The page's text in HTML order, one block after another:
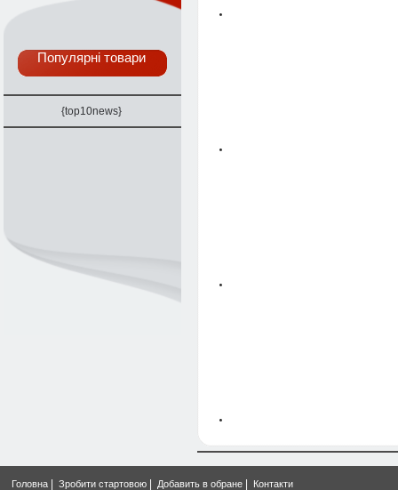
Популярні товари
{top10news}
Головна Зробити стартовою Добавить в обране Контакти